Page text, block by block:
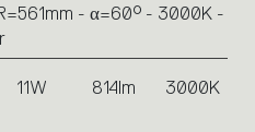
- α=60° - 3000K -
11W 814lm 3000K